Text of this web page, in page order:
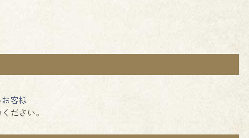
客様
ださい。